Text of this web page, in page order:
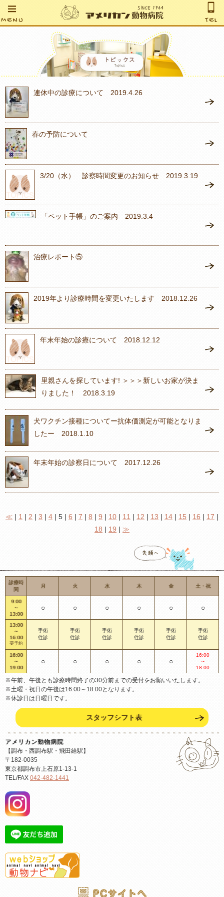
MENU TEL
連休中の診療について 2019.4.26
春の予防について
3/20（水） 診察時間変更のお知らせ 2019.3.19
「ペット手帳」のご案内 2019.3.4
治療レポート⑤
2019年より診療時間を変更いたします 2018.12.26
年末年始の診療について 2018.12.12
里親さんを探しています! ＞＞＞新しいお家が決ま
りました！ 2018.3.19
犬ワクチン接種についてー抗体価測定が可能となりま
したー 2018.1.10
年末年始の診察日について 2017.12.26
≪ | 1 | 2 | 3 | 4 | 5 | 6 | 7 | 8 | 9 | 10 | 11 | 12 | 13 | 14 | 15 | 16 | 17 |
18 | 19 | ≫
診療時
間
月 火 水 木 金 土・祝
9:00
～
13:00
○ ○ ○ ○ ○ ○
13:00
～
16:00
要予約
手術
往診
手術
往診
手術
往診
手術
往診
手術
往診
手術
往診
16:00
～
19:00
○ ○ ○ ○ ○
16:00
～
18:00
※午前、午後とも診療時間終了の30分前までの受付をお願いいたします。
※土曜・祝日の午後は16:00～18:00となります。
※休診日は日曜日です。
スタッフシフト表
アメリカン動物病院
【調布・西調布駅・飛田給駅】
〒182-0035
東京都調布市上石原1-13-1
TEL/FAX 042-482-1441